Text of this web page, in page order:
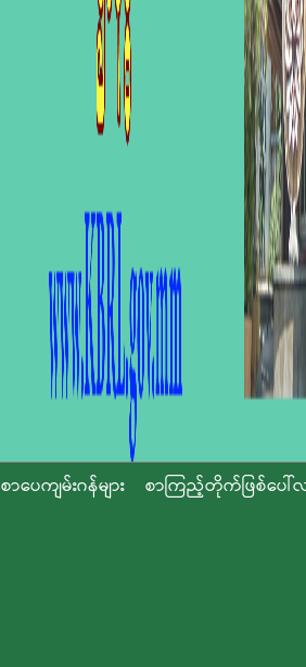
စာပေကျမ်းဂန်များ
စာကြည့်တိုက်ဖြစ်ပေါ်